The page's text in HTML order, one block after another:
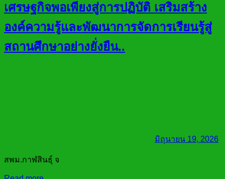
เศรษฐกิจพอเพียงสู่การปฏิบัติ เสริมสร้าง
องค์ความรู้และพัฒนาการจัดการเรียนรู้สู่
สถานศึกษาอย่างยั่งยืน..
มิถุนายน 19, 2026
สพม.กาฬสินธุ์ จ